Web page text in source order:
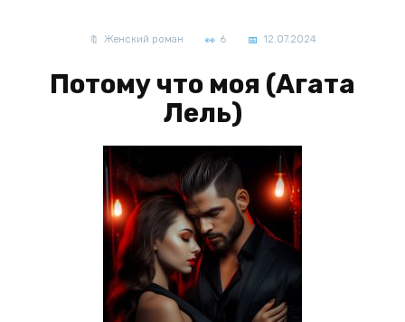
Женский роман 6 12.07.2024
Потому что моя (Агата
Лель)